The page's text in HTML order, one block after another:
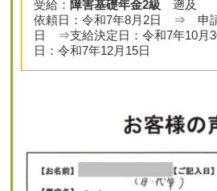
受給： 障害基礎年金2級 遡及
依頼日：令和7年8月2日 ⇒ 申
日 ⇒支給決定日：令和7年10
日：令和7年12月15日